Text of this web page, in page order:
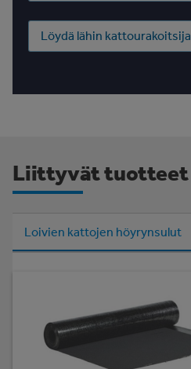
Löydä lähin kattourakoitsija
Liittyvät tuotteet
Loivien kattojen höyrynsulut